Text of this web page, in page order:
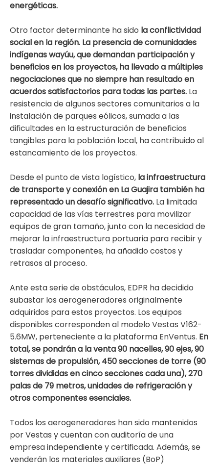
energéticas.
Otro factor determinante ha sido la conflictividad
social en la región. La presencia de comunidades
indígenas wayúu, que demandan participación y
beneficios en los proyectos, ha llevado a múltiples
negociaciones que no siempre han resultado en
acuerdos satisfactorios para todas las partes. La
resistencia de algunos sectores comunitarios a la
instalación de parques eólicos, sumada a las
dificultades en la estructuración de beneficios
tangibles para la población local, ha contribuido al
estancamiento de los proyectos.
Desde el punto de vista logístico, la infraestructura
de transporte y conexión en La Guajira también ha
representado un desafío significativo. La limitada
capacidad de las vías terrestres para movilizar
equipos de gran tamaño, junto con la necesidad de
mejorar la infraestructura portuaria para recibir y
trasladar componentes, ha añadido costos y
retrasos al proceso.
Ante esta serie de obstáculos, EDPR ha decidido
subastar los aerogeneradores originalmente
adquiridos para estos proyectos. Los equipos
disponibles corresponden al modelo Vestas V162-
5.6MW, perteneciente a la plataforma EnVentus. En
total, se pondrán a la venta 90 nacelles, 90 ejes, 90
sistemas de propulsión, 450 secciones de torre (90
torres divididas en cinco secciones cada una), 270
palas de 79 metros, unidades de refrigeración y
otros componentes esenciales.
Todos los aerogeneradores han sido mantenidos
por Vestas y cuentan con auditoría de una
empresa independiente y certificada. Además, se
venderán los materiales auxiliares (BoP)